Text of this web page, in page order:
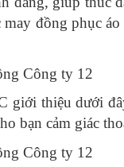
đồng phục
thiệu dưới
bạn cảm giác